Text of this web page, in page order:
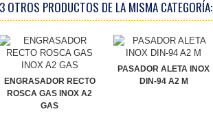
3 OTROS PRODUCTOS DE LA MISMA CATEGORÍA:
ENGRASADOR RECTO
ROSCA GAS INOX A2
GAS
PASADOR ALETA INOX
DIN-94 A2 M